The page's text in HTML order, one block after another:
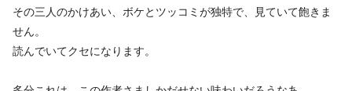
その三人のかけあい、ボケとツッコミが独特で、見ていて飽きま
せん。
読んでいてクセになります。